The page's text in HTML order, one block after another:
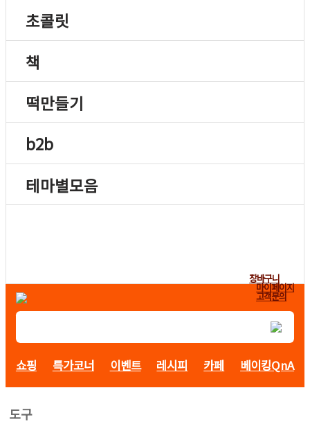
초콜릿
책
떡만들기
b2b
테마별모음
장바구니
마이페이지
고객문의
쇼핑 특가코너 이벤트 레시피 카페 베이킹QnA
도구